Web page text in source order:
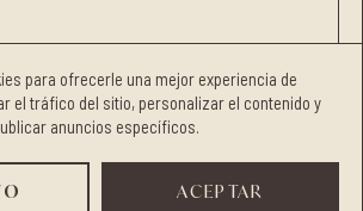
para ofrecerle una mejor experiencia de
el tráfico del sitio, personalizar el contenido y
anuncios específicos.
ACEPTAR
© 2026 FRUTOBOS.
la Política de privacidad
de la web